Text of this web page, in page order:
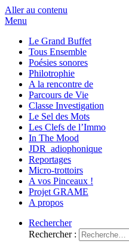
Aller au contenu
Menu
Le Grand Buffet
Tous Ensemble
Poésies sonores
Philotrophie
A la rencontre de
Parcours de Vie
Classe Investigation
Le Sel des Mots
Les Clefs de l’Immo
In The Mood
JDR_adiophonique
Reportages
Micro-trottoirs
A vos Pinceaux !
Projet GRAME
A propos
Rechercher
Rechercher :